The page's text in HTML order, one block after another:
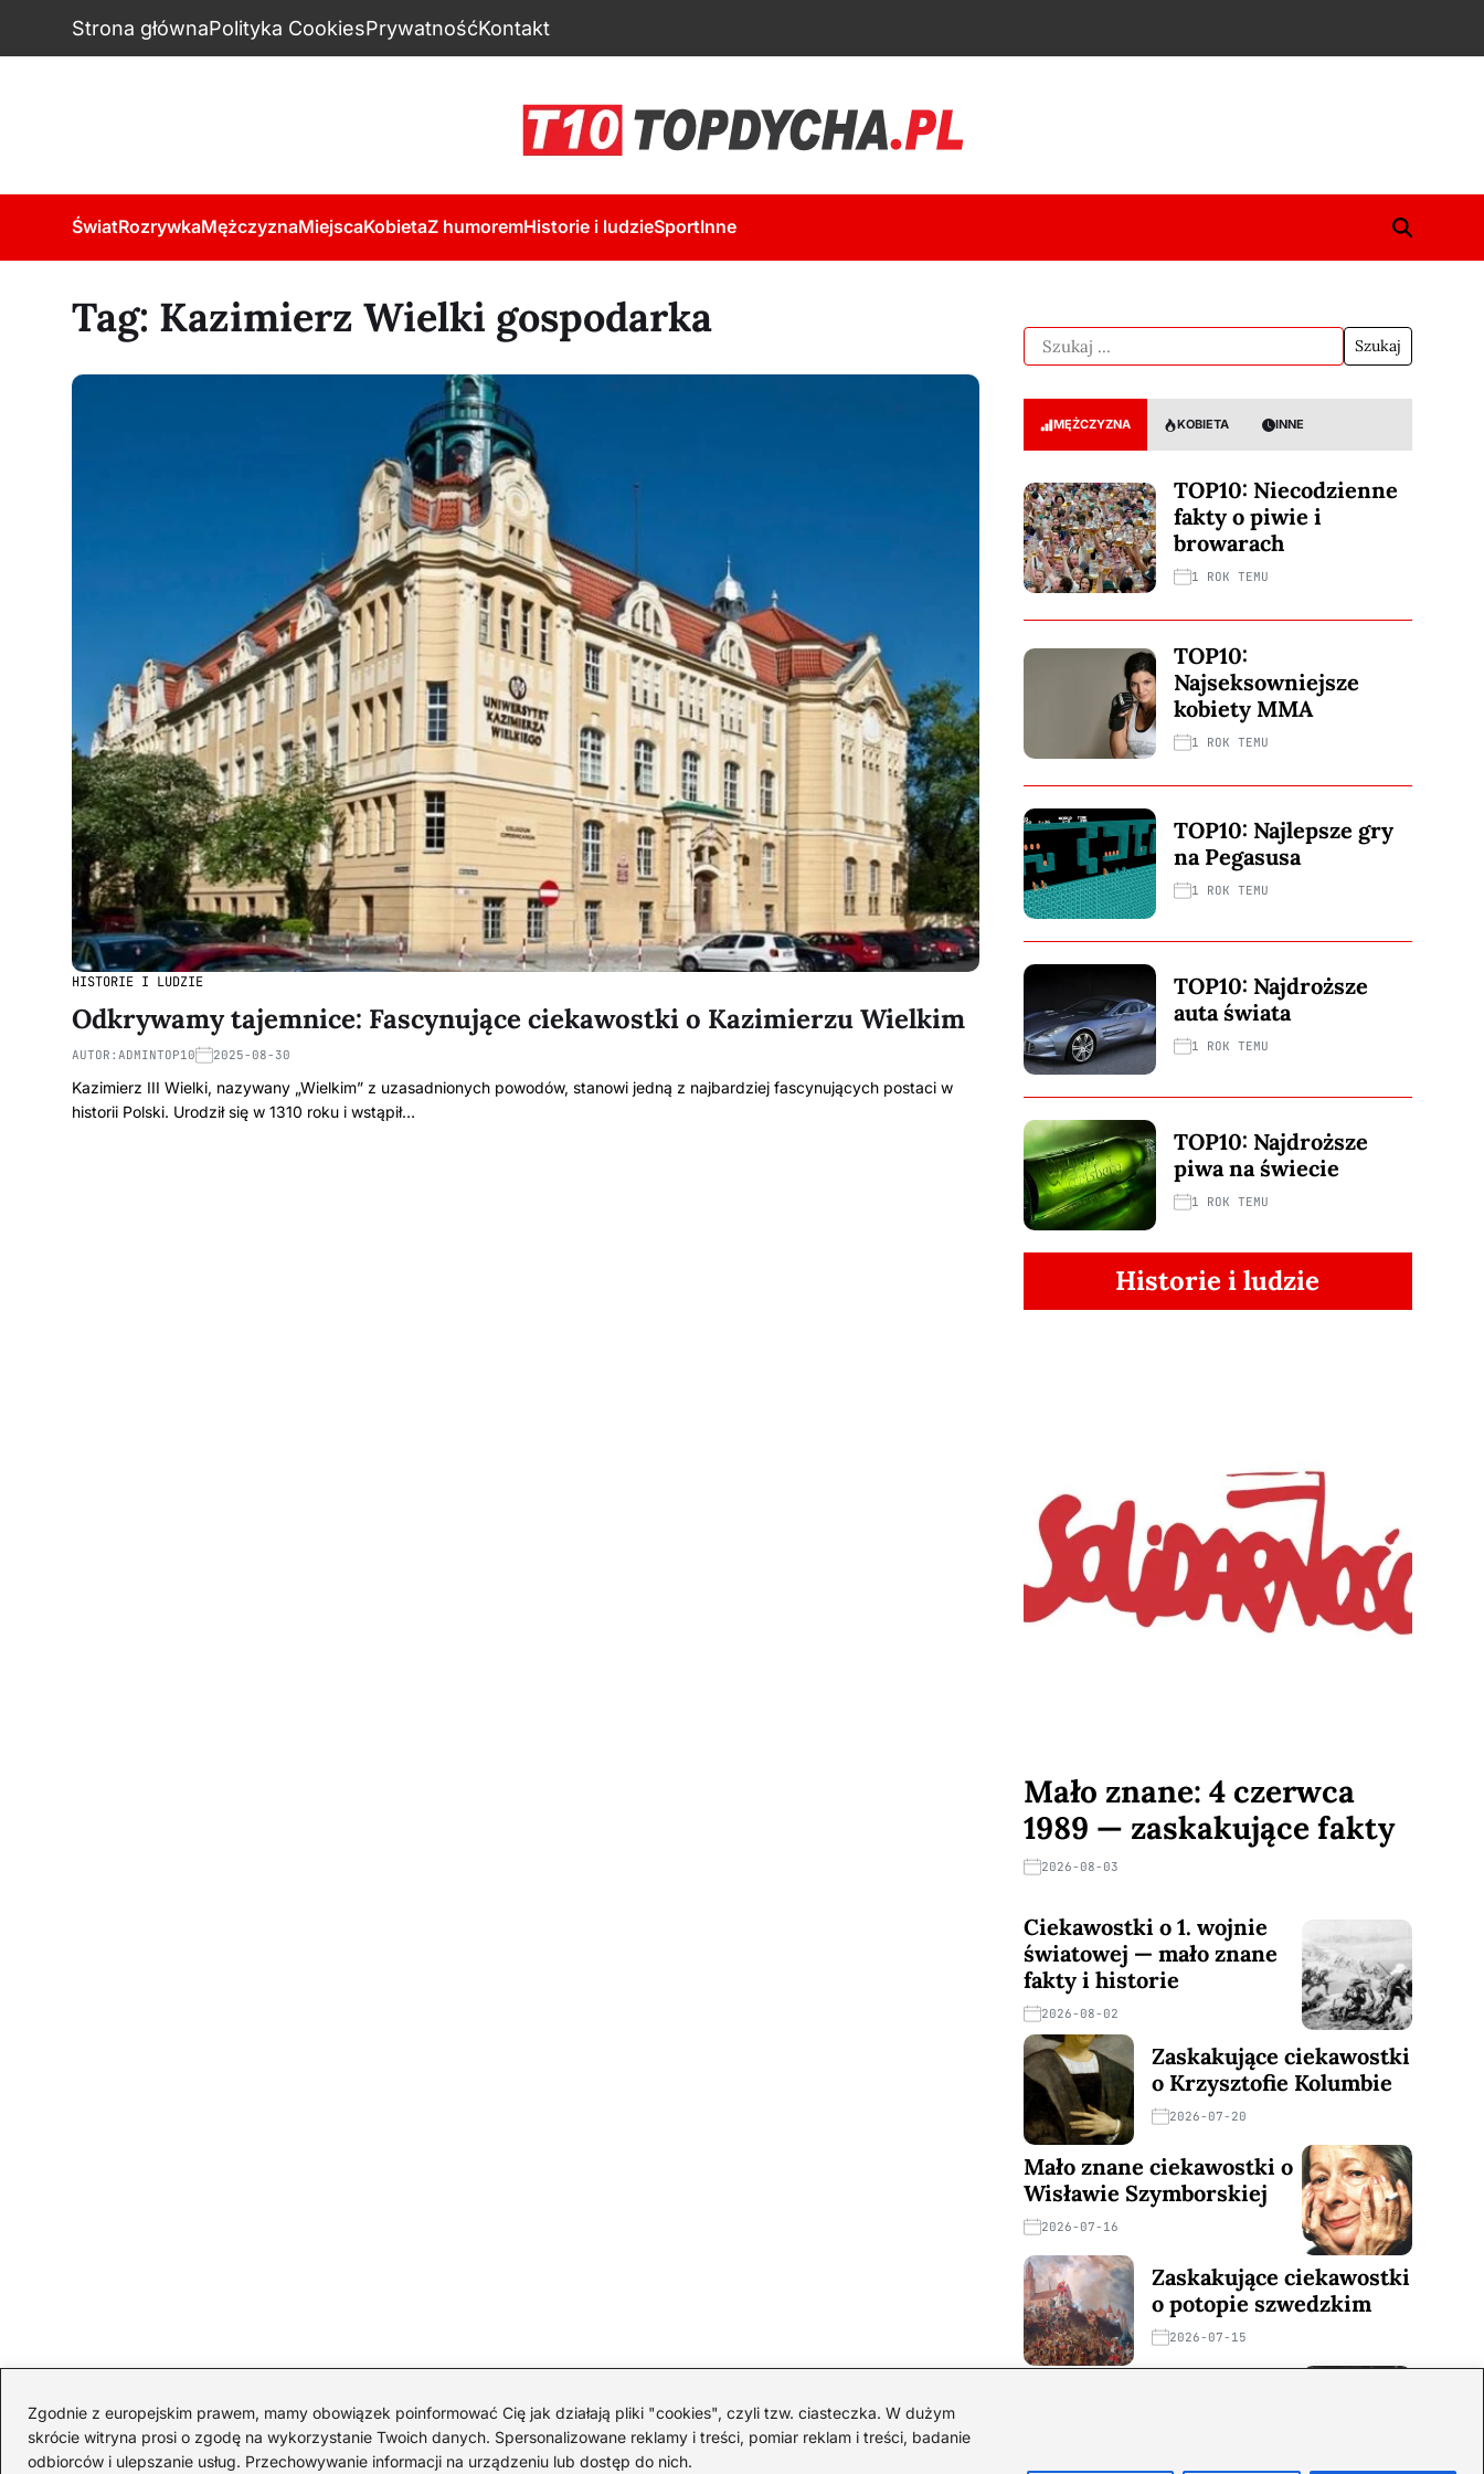
Zgodnie z europejskim prawem, mamy obowiązek poinformować Cię jak działają pliki "cookies", czyli tzw. ciasteczka. W dużym
skrócie witryna prosi o zgodę na wykorzystanie Twoich danych. Spersonalizowane reklamy i treści, pomiar reklam i treści, badanie
odbiorców i ulepszanie usług. Przechowywanie informacji na urządzeniu lub dostęp do nich.
Strona głównaPolityka CookiesPrywatnośćKontakt
ŚwiatRozrywkaMężczyznaMiejscaKobietaZ humoremHistorie i ludzieSportInne
Tag: Kazimierz Wielki gospodarka
HISTORIE I LUDZIE
Odkrywamy tajemnice: Fascynujące ciekawostki o Kazimierzu Wielkim
AUTOR: ADMINTOP10 2025-08-30
Kazimierz III Wielki, nazywany „Wielkim” z uzasadnionych powodów, stanowi jedną z najbardziej fascynujących postaci w
historii Polski. Urodził się w 1310 roku i wstąpił…
MĘŻCZYZNA KOBIETA INNE
TOP10: Niecodzienne
fakty o piwie i
browarach
1 ROK TEMU
TOP10:
Najseksowniejsze
kobiety MMA
1 ROK TEMU
TOP10: Najlepsze gry
na Pegasusa
1 ROK TEMU
TOP10: Najdroższe
auta świata
1 ROK TEMU
TOP10: Najdroższe
piwa na świecie
1 ROK TEMU
Historie i ludzie
Mało znane: 4 czerwca
1989 — zaskakujące fakty
2026-08-03
Ciekawostki o 1. wojnie
światowej — mało znane
fakty i historie
2026-08-02
Zaskakujące ciekawostki
o Krzysztofie Kolumbie
2026-07-20
Mało znane ciekawostki o
Wisławie Szymborskiej
2026-07-16
Zaskakujące ciekawostki
o potopie szwedzkim
2026-07-15